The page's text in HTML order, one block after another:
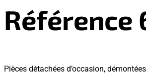
Référence
Pièces détachées d’occasion,